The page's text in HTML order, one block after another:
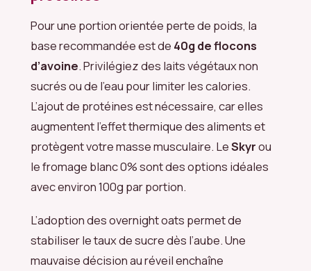
Pour une portion orientée perte de poids, la
base recommandée est de 40g de flocons
d’avoine. Privilégiez des laits végétaux non
sucrés ou de l’eau pour limiter les calories.
L’ajout de protéines est nécessaire, car elles
augmentent l’effet thermique des aliments et
protègent votre masse musculaire. LeSkyrou
le fromage blanc 0% sont des options idéales
avec environ 100g par portion.
L’adoption des overnight oats permet de
stabiliser le taux de sucre dès l’aube. Une
mauvaise décision au réveil enchaîne